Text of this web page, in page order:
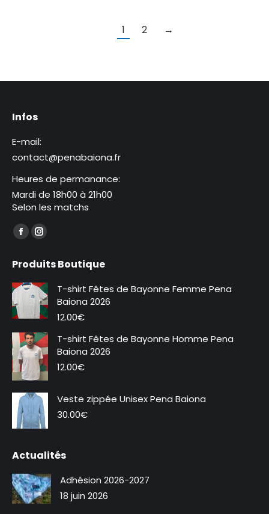
1 2 →
Infos
E-mail:
contact@penabaiona.fr
Heures de permanance:
Mardi de 18h00 à 21h00
Selon les matchs
Trouvez nous sur :
La
Facebook
s'ouvre
dans
une
nouvelle
fenêtre
La
Instagram
s'ouvre
dans
une
nouvelle
fenêtre
Produits Boutique
T-shirt Fêtes de Bayonne Femme Pena
Baiona 2026
12.00€
T-shirt Fêtes de Bayonne Homme Pena
Baiona 2026
12.00€
NouveautéVeste zippée Unisex Pena Baiona
30.00€
Actualités
Adhésion 2026-2027
18 juin 2026